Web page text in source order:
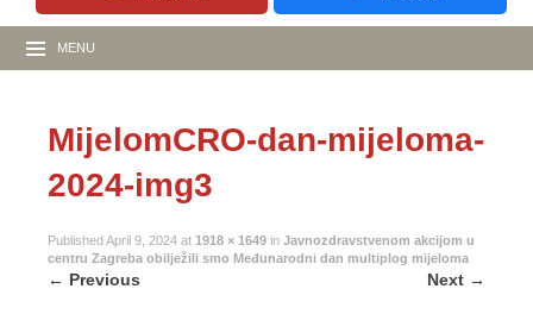
MENU
MijelomCRO-dan-mijeloma-
2024-img3
PublishedApril 9, 2024 at 1918 × 1649 in Javnozdravstvenom akcijom u
centru Zagreba obilježili smo Međunarodni dan multiplog mijeloma
← Previous Next →